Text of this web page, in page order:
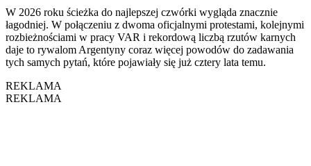
W 2026 roku ścieżka do najlepszej czwórki wygląda znacznie
łagodniej. W połączeniu z dwoma oficjalnymi protestami, kolejnymi
rozbieżnościami w pracy VAR i rekordową liczbą rzutów karnych
daje to rywalom Argentyny coraz więcej powodów do zadawania
tych samych pytań, które pojawiały się już cztery lata temu.
REKLAMA
REKLAMA